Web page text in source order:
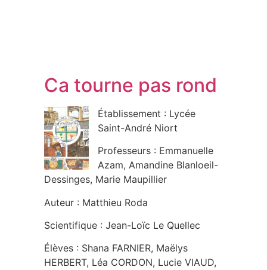
Ca tourne pas rond
Établissement : Lycée
Saint-André Niort
Professeurs : Emmanuelle
Azam, Amandine Blanloeil-
Dessinges, Marie Maupillier
Auteur : Matthieu Roda
Scientifique : Jean-Loïc Le Quellec
Élèves : Shana FARNIER, Maëlys
HERBERT, Léa CORDON, Lucie VIAUD,